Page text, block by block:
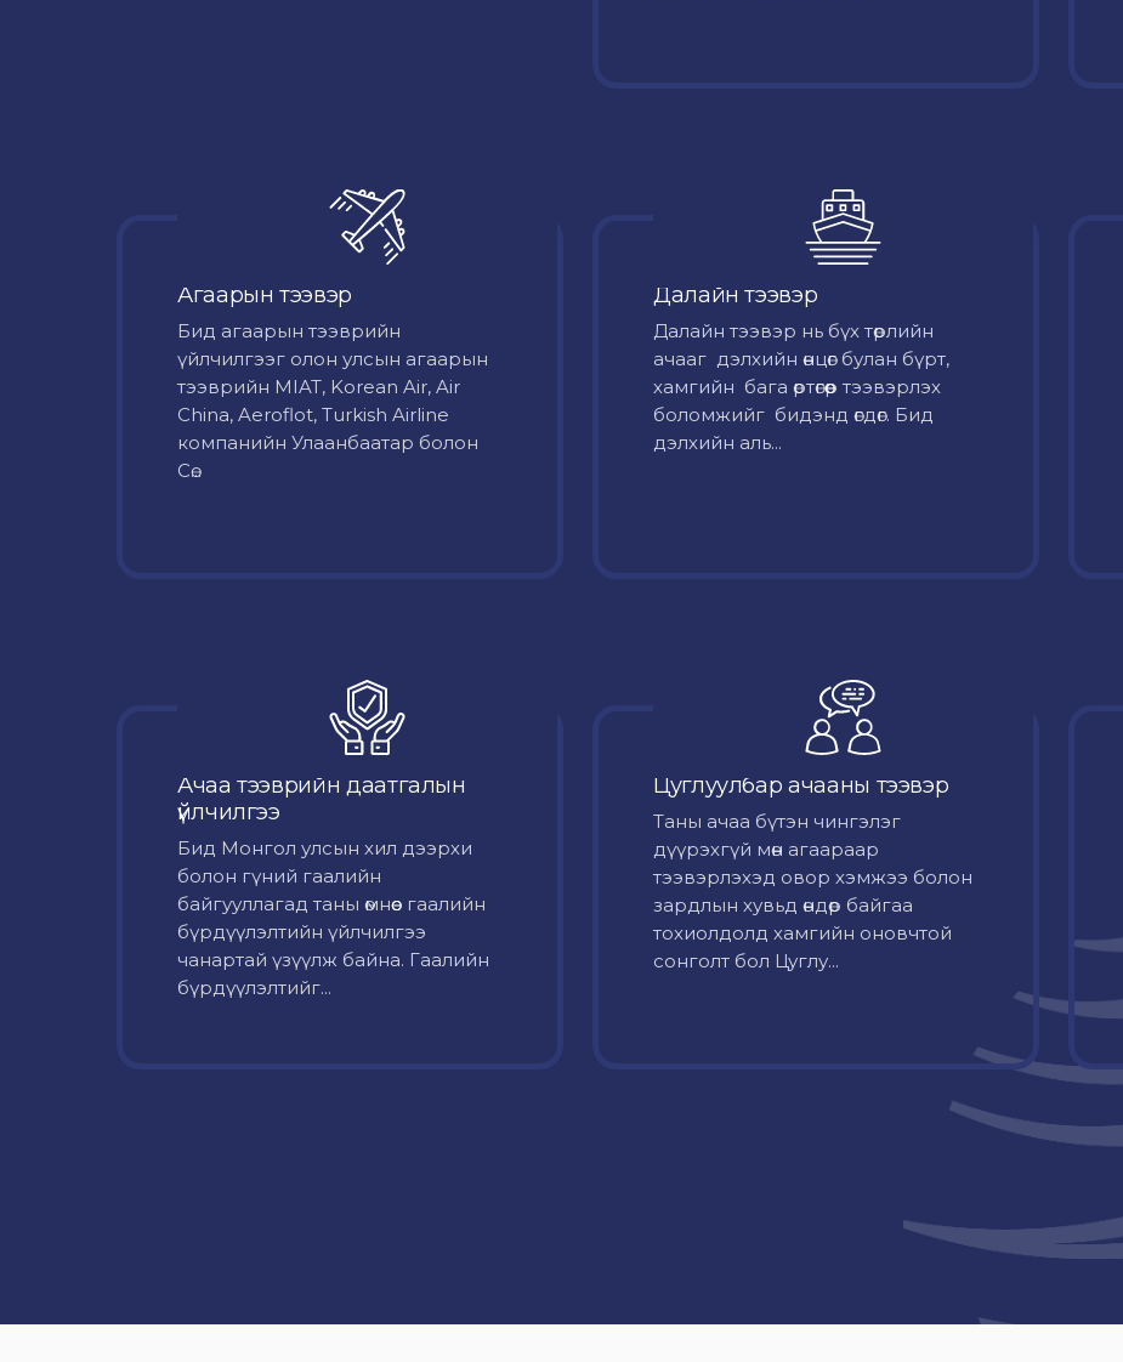
Агаарын тээвэр
Бид агаарын тээврийн
үйлчилгээг олон улсын агаарын
тээврийн MIAT, Korean Air, Air
China, Aeroflot, Turkish Airline
компанийн Улаанбаатар болон
Сө...
Далайн тээвэр
Далайн тээвэр нь бүх төрлийн
ачааг дэлхийн өнцөг булан бүрт,
хамгийн бага өртөгөөр тээвэрлэх
боломжийг бидэнд өгдөг. Бид
дэлхийн аль...
Ачаа тээврийн даатгалын
үйлчилгээ
Бид Монгол улсын хил дээрхи
болон гүний гаалийн
байгууллагад таны өмнөөс гаалийн
бүрдүүлэлтийн үйлчилгээ
чанартай үзүүлж байна. Гаалийн
бүрдүүлэлтийг...
Цуглуулбар ачааны тээвэр
Таны ачаа бүтэн чингэлэг
дүүрэхгүй мөн агаараар
тээвэрлэхэд овор хэмжээ болон
зардлын хувьд өндөр байгаа
тохиолдолд хамгийн оновчтой
сонголт бол Цуглу...